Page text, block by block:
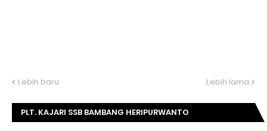
Lebih baru Lebih lama
PLT. KAJARI SSB BAMBANG HERIPURWANTO